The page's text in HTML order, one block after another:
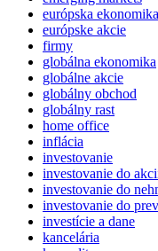
európska ekonomika
európske akcie
firmy
globálna ekonomika
globálne akcie
globálny obchod
globálny rast
home office
inflácia
investovanie
investovanie do
investovanie do
investovanie do
investície a dane
kancelária